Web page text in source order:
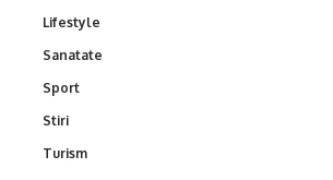
Lifestyle
Sanatate
Sport
Stiri
Turism